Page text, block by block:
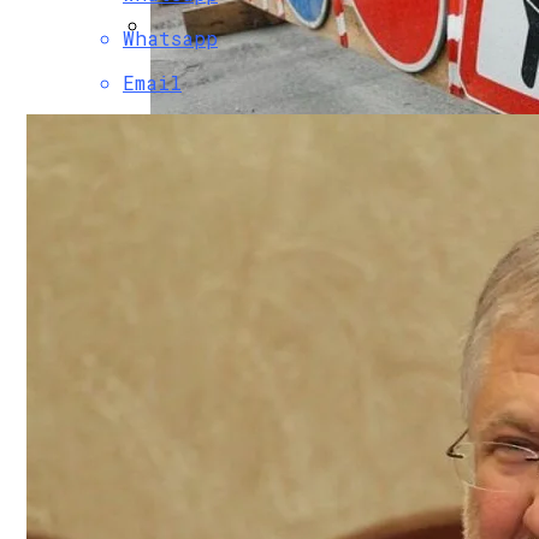
Растущая Концентрация Власти В
Коронавирус В США Оказался
Whatsapp
Email